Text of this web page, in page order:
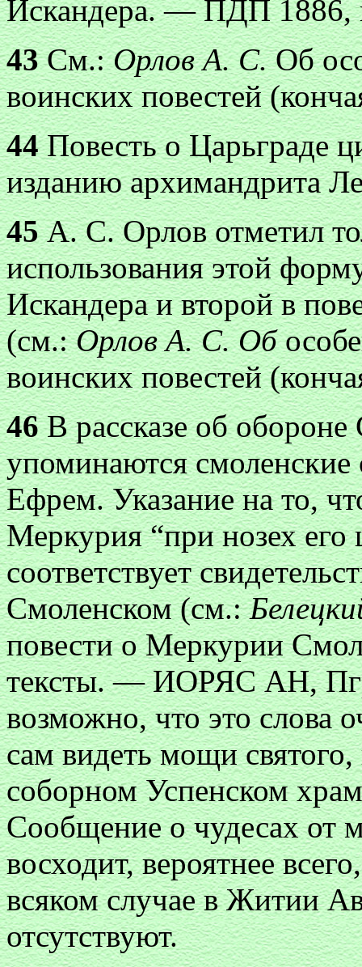
Искандера. — ПДП 1886,
43См.:Орлов А. С.Об
воинских повестей
44Повесть о Царьграде
изданию архимандрита
45А. С. Орлов отметил
использования этой
Искандера и второй в
(см.:Орлов А. С. Об
воинских повестей
46В рассказе об обороне
упоминаются
Ефрем. Указание на то,
Меркурия “при нозех
соответствует
Смоленском (см.:
повести о Меркурии
тексты. — ИОРЯС АН,
возможно, что это слова
сам видеть мощи
соборном Успенском
Сообщение о чудесах от
восходит, вероятнее
всяком случае в Житии
отсутствуют.